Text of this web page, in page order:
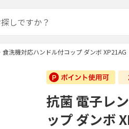
洗機対応ハンドル付コップ ダンボ XP21AG
抗菌 電子レ
ップ ダンボ